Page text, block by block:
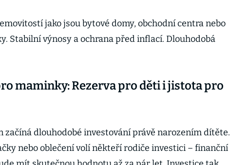
jako jsou bytové domy, obchodní centra nebo
Stabilní výnosy a ochrana před inflací. Dlouhodobá
maminky: Rezerva pro děti i jistota pro
začíná dlouhodobé investování právě narozením dítěte.
nebo oblečení volí někteří rodiče investici – finanční